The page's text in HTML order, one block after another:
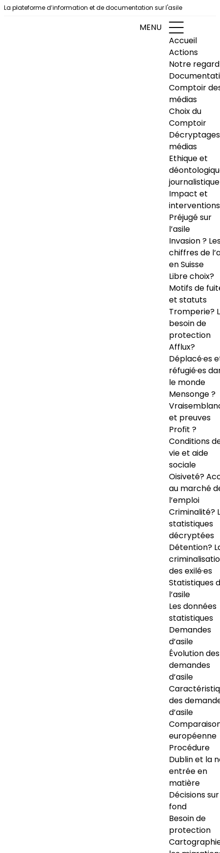
Aller au contenu
La plateforme d’information et de documentation sur l'asile
MENU
Accueil
Actions
Notre regard
Comptoir
médias
Choix du
Comptoir
Décryptages
médias
Ethique et
journalistique
Impact et
interventions
Préjugé sur
l’asile
Invasion ?
chiffres de
en Suisse
Libre choix?
Motifs de
et statuts
Tromperie?
besoin de
protection
Afflux?
Déplacé·es
réfugié·es
le monde
Mensonge ?
et preuves
Profit ?
Conditions
vie et aide
sociale
Oisiveté?
au marché
l’emploi
Criminalité?
statistiques
décryptées
Détention?
des exilé·es
Statistiques
l’asile
Les données
statistiques
Demandes
d’asile
Évolution des
demandes
d’asile
des
d’asile
européenne
Procédure
Dublin et la
entrée en
matière
Décisions
fond
Besoin de
protection